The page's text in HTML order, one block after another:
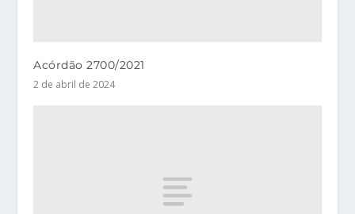
Acórdão 2700/2021
2 de abril de 2024